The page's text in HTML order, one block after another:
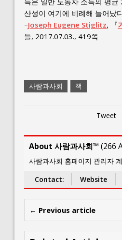
산성이 여기에 비례해 늘어났
–Joseph Eugene Stiglitz, 『
들, 2017.07.03., 419쪽
사람과사회 책
Tweet
About 사람과사회™ (266
사람과사회 홈페이지 관리자
Contact:
Website
← Previous article